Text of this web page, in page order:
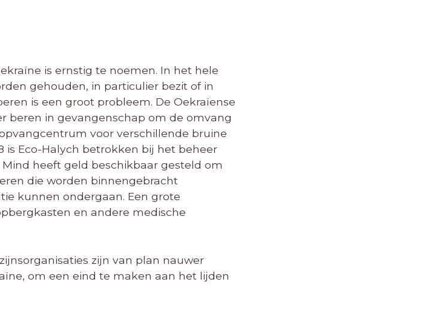
is ernstig te noemen. In het hele
gehouden, in particulier bezit of in
is een groot probleem. De Oekraïense
beren in gevangenschap om de omvang
voor verschillende bruine
is Eco-Halych betrokken bij het beheer
Mind heeft geld beschikbaar gesteld om
die worden binnengebracht
kunnen ondergaan. Een grote
en andere medische
zijn van plan nauwer
om een eind te maken aan het lijden